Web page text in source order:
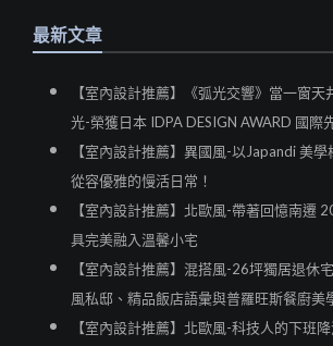
最新文章
【室內設計推薦】《弧光交響》當一窗天
光-榮獲日本 IDPA DESIGN AWARD 國際
【室內設計推薦】異國風-以Japandi 美
從容優雅的慢活日常！
【室內設計推薦】北歐風-帶著回憶南遷
具完美融入溫馨小宅
【室內設計推薦】混搭風-26坪獨居退休
風私邸、精品飯店語彙與普羅旺斯餐廚美
【室內設計推薦】北歐風-科技人的下班